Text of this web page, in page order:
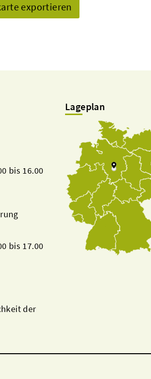
exportieren
bis 16.00
bis 17.00
der
Lageplan